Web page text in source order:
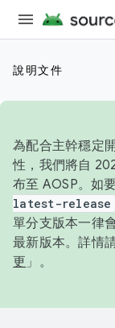
說明文件
為配合主幹穩定
性，我們將自
布至 AOSP。如
latest-release
單分支版本一律
最新版本。詳情
更 」。